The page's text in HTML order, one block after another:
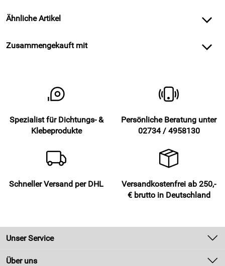
Ähnliche Artikel
Zusammengekauft mit
Spezialist für Dichtungs- &
Klebeprodukte
Persönliche Beratung unter
02734 / 4958130
Schneller Versand per DHL
Versandkostenfrei ab 250,-
€ brutto in Deutschland
Unser Service
Kontakt
Über uns